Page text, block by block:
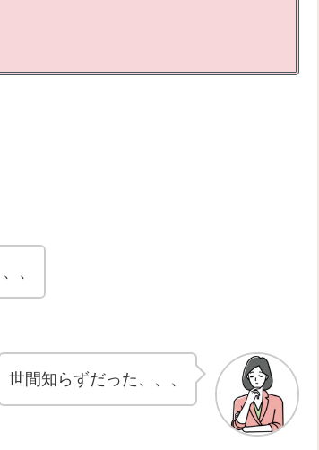
、
世間知らずだった、、、